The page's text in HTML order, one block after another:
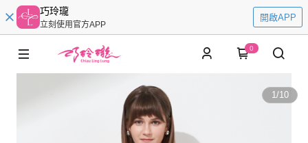
巧玲瓏
立刻使用官方APP
開啟APP
0
1/10